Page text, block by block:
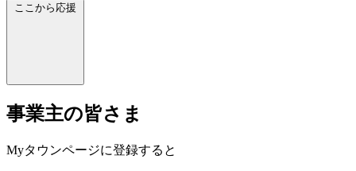
ここから応援
事業主の皆さま
Myタウンページに登録すると